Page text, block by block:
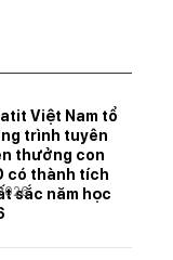
Việt Nam tổ
trình tuyên
thưởng con
có thành tích
sắc năm học